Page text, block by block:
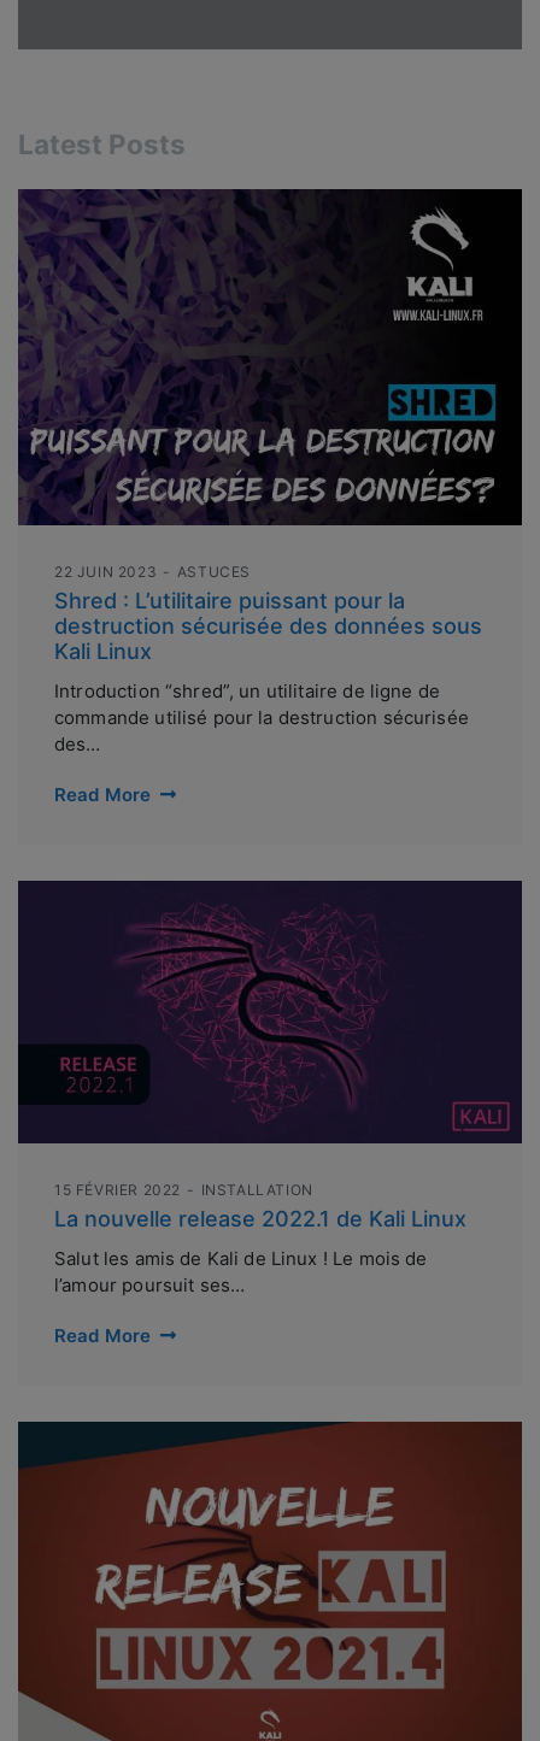
Latest Posts
22 JUIN 2023 ASTUCES
Shred : L’utilitaire puissant pour la
destruction sécurisée des données sous
Kali Linux
Introduction “shred”, un utilitaire de ligne de
commande utilisé pour la destruction sécurisée
des…
Read More
15 FÉVRIER 2022 INSTALLATION
La nouvelle release 2022.1 de Kali Linux
Salut les amis de Kali de Linux ! Le mois de
l’amour poursuit ses…
Read More